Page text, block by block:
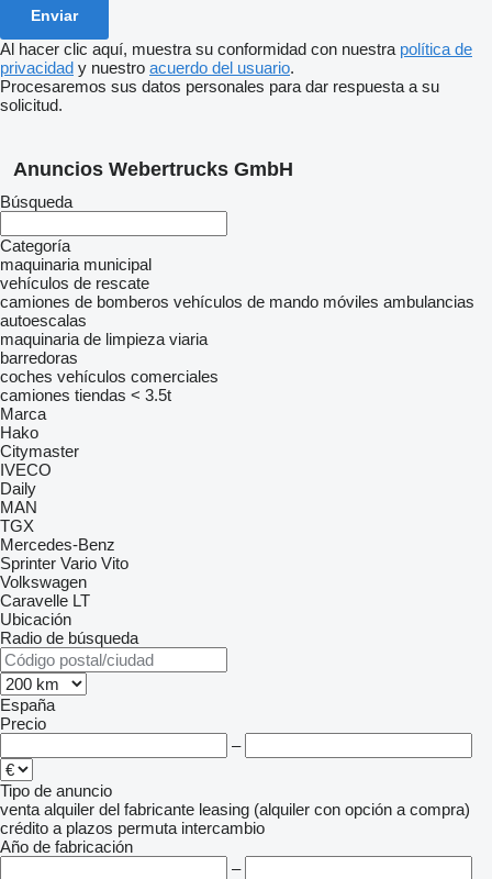
Al hacer clic aquí, muestra su conformidad con nuestra política de
privacidad y nuestro acuerdo del usuario.
Procesaremos sus datos personales para dar respuesta a su
solicitud.
Anuncios Webertrucks GmbH
Búsqueda
Categoría
maquinaria municipal
vehículos de rescate
camiones de bomberos vehículos de mando móviles ambulancias
autoescalas
maquinaria de limpieza viaria
barredoras
coches vehículos comerciales
camiones tiendas < 3.5t
Marca
Hako
Citymaster
IVECO
Daily
MAN
TGX
Mercedes-Benz
Sprinter Vario Vito
Volkswagen
Caravelle LT
Ubicación
Radio de búsqueda
España
Precio
–
Tipo de anuncio
venta alquiler del fabricante leasing (alquiler con opción a compra)
crédito a plazos permuta intercambio
Año de fabricación
–